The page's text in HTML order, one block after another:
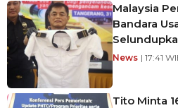
Malaysia
Bandara
News | 17:41
Tito Minta